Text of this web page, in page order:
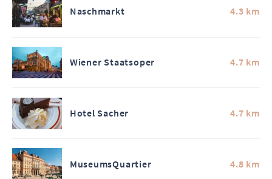
Naschmarkt 4.3 km
Wiener Staatsoper 4.7 km
Hotel Sacher 4.7 km
MuseumsQuartier 4.8 km